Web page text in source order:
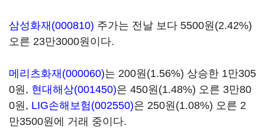
삼성화재(000810) 주가는 전날 보다 5500원(2.42%)
오른 23만3000원이다.
메리츠화재(000060)는 200원(1.56%) 상승한 1만305
0원, 현대해상(001450)은 450원(1.48%) 오른 3만80
0원, LIG손해보험(002550)은 250원(1.08%) 오른 2
만3500원에 거래 중이다.